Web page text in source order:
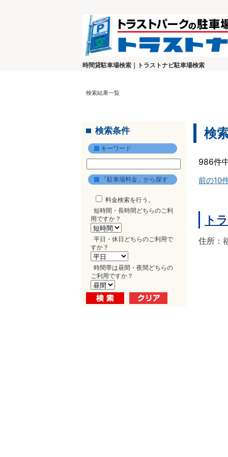
時間貸駐車場検索｜トラストナビ駐車場検索
検索結果一覧
検索条件
キーワード
「駐車場料金」から探す
料金検索を行う。
短時間・長時間どちらのご利
用ですか？
平日・休日どちらのご利用で
すか？
時間帯は昼間・夜間どちらの
ご利用ですか？
検
986件
前の10
ト
住所：